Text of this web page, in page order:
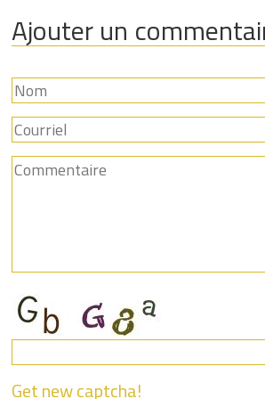
Ajouter un
Get new captcha!